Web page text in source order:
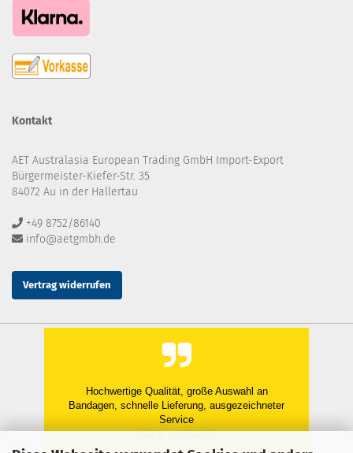
Kontakt
AET Australasia European Trading GmbH Import-Export
Bürgermeister-Kiefer-Str. 35
84072 Au in der Hallertau
+49 8752/86140
info@aetgmbh.de
Vertrag widerrufen
Hochwertige Qualität, große Auswahl an
Bandagen, schnelle Lieferung, ausgezeichneter
Service